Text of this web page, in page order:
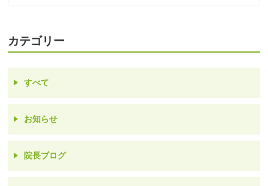
カテゴリー
すべて
お知らせ
院長ブログ